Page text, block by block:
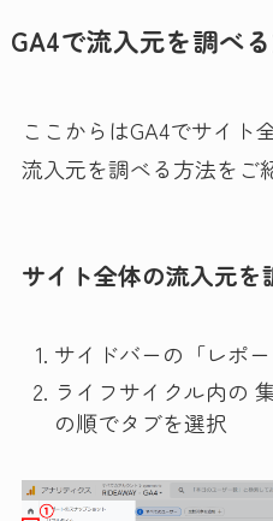
GA4で流入元を調べ
ここからはGA4でサイト
流入元を調べる方法をご
サイト全体の流入元を
サイドバーの「レポ
ライフサイクル内の
の順でタブを選択